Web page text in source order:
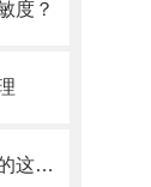
度？
低温恒温槽的设计不只是你想象的这么简单